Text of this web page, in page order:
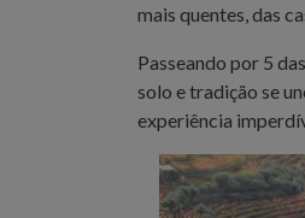
mais quentes, das
Passeando por 5 das
solo e tradição se
experiência